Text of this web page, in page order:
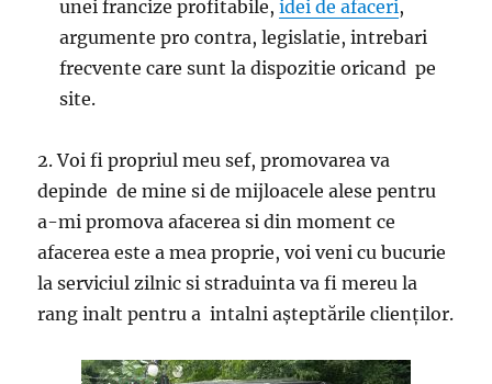
unei francize profitabile,idei de afaceri,
argumente pro contra, legislatie, intrebari
frecvente care sunt la dispozitie oricand pe
site.
2. Voi fi propriul meu sef, promovarea va
depinde de mine si de mijloacele alese pentru
a-mi promova afacerea si din moment ce
afacerea este a mea proprie, voi veni cu bucurie
la serviciul zilnic si straduinta va fi mereu la
rang inalt pentru a intalni așteptările clienților.